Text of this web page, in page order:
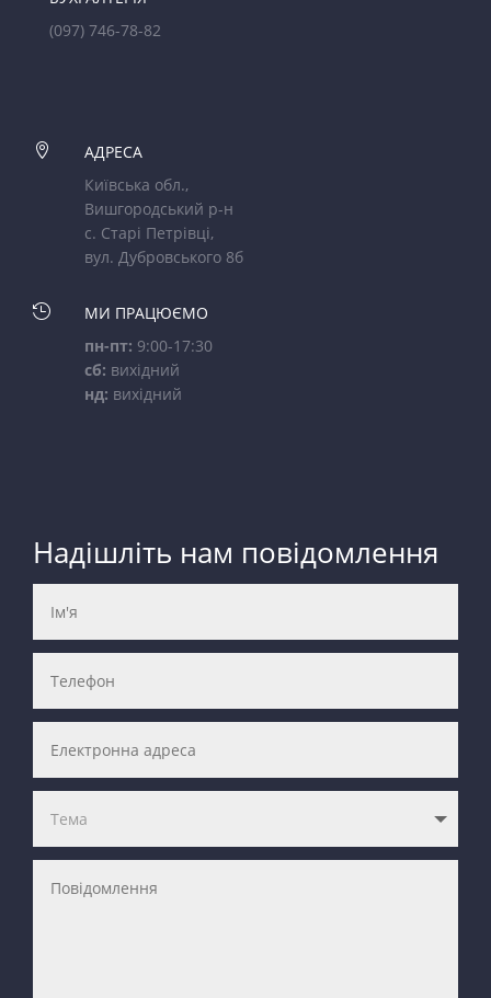
(097) 746-78-82

АДРЕСА
Київська обл.,
Вишгородський р-н
с. Старі Петрівці,
вул. Дубровського 8б

МИ ПРАЦЮЄМО
пн-пт: 9:00-17:30
сб: вихідний
нд: вихідний
Надішліть нам повідомлення